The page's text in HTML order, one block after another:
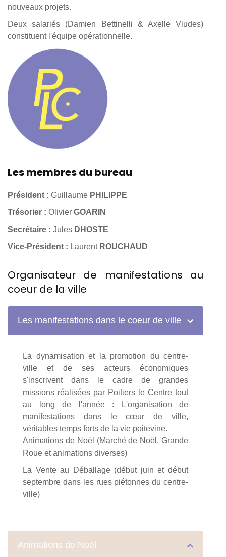
nouveaux projets.
Deux salariés (Damien Bettinelli & Axelle Viudes)
constituent l'équipe opérationnelle.
Les membres du bureau
Président : Guillaume PHILIPPE
Trésorier : Olivier GOARIN
Secrétaire : Jules DHOSTE
Vice-Président : Laurent ROUCHAUD
Organisateur de manifestations au
coeur de la ville
Les manifestations dans le coeur de ville
La dynamisation et la promotion du centre-
ville et de ses acteurs économiques
s'inscrivent dans le cadre de grandes
missions réalisées par Poitiers le Centre tout
au long de l'année : L'organisation de
manifestations dans le cœur de ville,
véritables temps forts de la vie poitevine.
Animations de Noël (Marché de Noël, Grande
Roue et animations diverses)
La Vente au Déballage (début juin et début
septembre dans les rues piétonnes du centre-
ville)
Animations de Noël